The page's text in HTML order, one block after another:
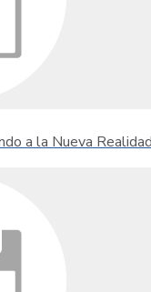
a la Nueva